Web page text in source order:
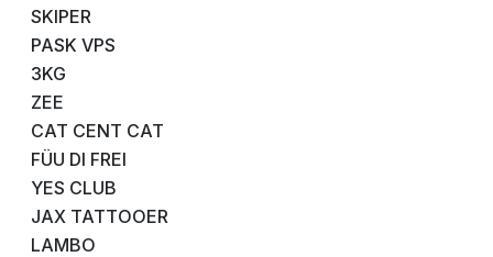
SKIPER
PASK VPS
3KG
ZEE
CAT CENT CAT
FÜU DI FREI
YES CLUB
JAX TATTOOER
LAMBO